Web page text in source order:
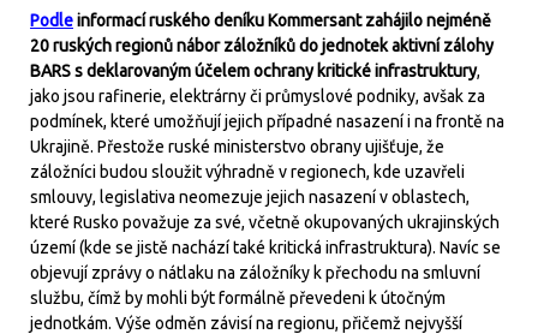
Podleinformací ruského deníku Kommersant zahájilo nejméně
20 ruských regionů nábor záložníků do jednotek aktivní zálohy
BARS s deklarovaným účelem ochrany kritické infrastruktury,
jako jsou rafinerie, elektrárny či průmyslové podniky, avšak za
podmínek, které umožňují jejich případné nasazení i na frontě na
Ukrajině. Přestože ruské ministerstvo obrany ujišťuje, že
záložníci budou sloužit výhradně v regionech, kde uzavřeli
smlouvy, legislativa neomezuje jejich nasazení v oblastech,
které Rusko považuje za své, včetně okupovaných ukrajinských
území (kde se jistě nachází také kritická infrastruktura). Navíc se
objevují zprávy o nátlaku na záložníky k přechodu na smluvní
službu, čímž by mohli být formálně převedeni k útočným
jednotkám. Výše odměn závisí na regionu, přičemž nejvyšší